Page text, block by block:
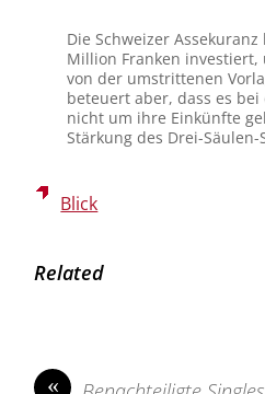
Die Schweizer
Million Franken investiert,
von der umstrittenen
beteuert aber, dass es
nicht um ihre Einkünfte
Stärkung des Drei-Säulen-
Blick
Related
«